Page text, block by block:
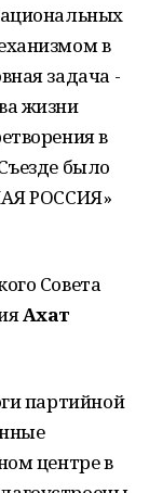
в
задача -
жизни
в
было
РОССИЯ»
Совета
Ахат
партийной
центре в